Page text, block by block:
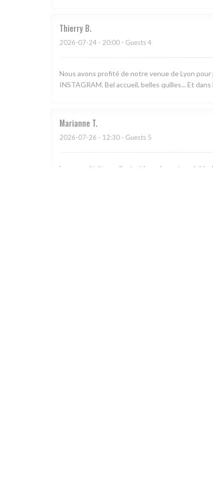
Thierry B
2026-07-24 - 20:00 - Guests 4
Nous avons profité de notre venue de Lyon
INSTAGRAM. Bel accueil, belles quilles... Et
Marianne T
2026-07-26 - 12:30 - Guests 5
Le repas était excellent et le cadre est agréable.